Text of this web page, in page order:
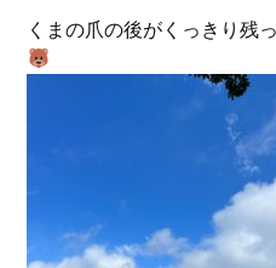
くまの爪の後がくっきり残